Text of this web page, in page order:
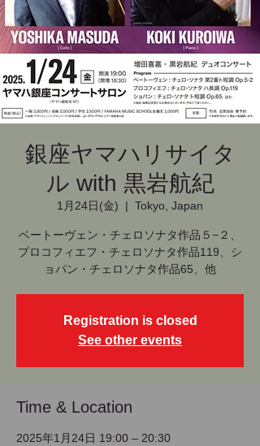
銀座ヤマハリサイタ
ル with 黒岩航紀
1月24日(金)
  |
Tokyo, Japan
ベートーヴェン・チェロソナタ作品５−２、
プロコフィエフ・チェロソナタ作品119、シ
ョパン・チェロソナタ作品65、他
Registration is closed
See other events
Time & Location
2025年1月24日 19:00 – 20:30